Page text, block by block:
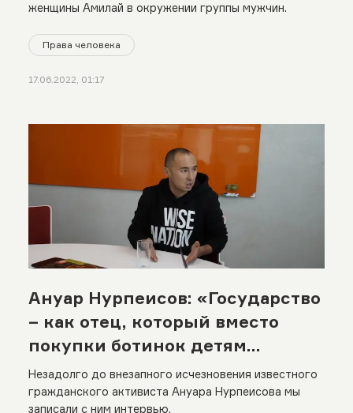
женщины Амилай в окружении группы мужчин.
Права человека
17.06.2022, 01:17
Ануар Нурпеисов: «Государство
– как отец, который вместо
покупки ботинок детям
устраивает той»
Незадолго до внезапного исчезновения известного
гражданского активиста Ануара Нурпеисова мы
записали с ним интервью.